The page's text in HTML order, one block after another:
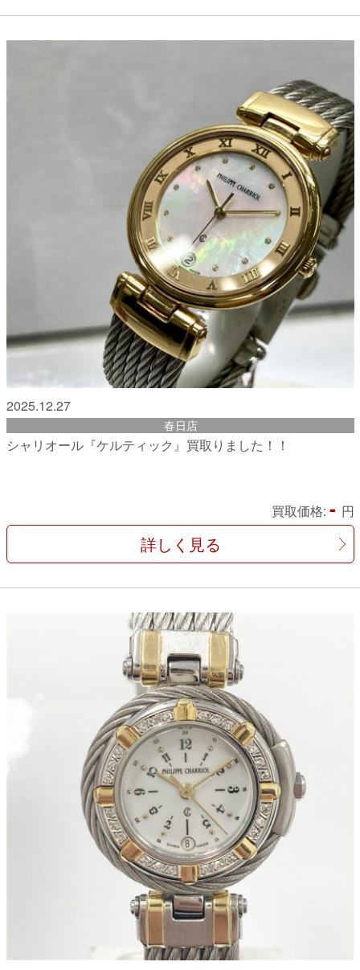
2025.12.27
春日店
シャリオール『ケルティック』買取りました！！
買取価格: - 円
詳しく見る